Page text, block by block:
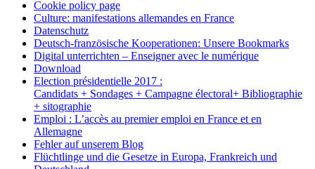
Cookie policy page
Culture: manifestations allemandes en France
Datenschutz
Deutsch-französische Kooperationen: Unsere Bookmarks
Digital unterrichten – Enseigner avec le numérique
Download
Election présidentielle 2017 :
Candidats + Sondages + Campagne électoral+ Bibliographie
+ sitographie
Emploi : L’accès au premier emploi en France et en
Allemagne
Fehler auf unserem Blog
Flüchtlinge und die Gesetze in Europa, Frankreich und